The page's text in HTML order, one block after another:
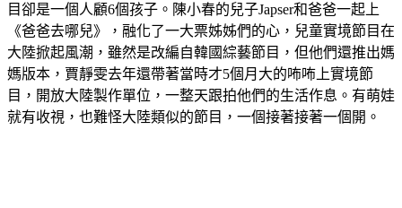
目卻是一個人顧6個孩子。陳小春的兒子Japser和爸爸一起上
《爸爸去哪兒》，融化了一大票姊姊們的心，兒童實境節目在
大陸掀起風潮，雖然是改編自韓國綜藝節目，但他們還推出媽
媽版本，賈靜雯去年還帶著當時才5個月大的咘咘上實境節
目，開放大陸製作單位，一整天跟拍他們的生活作息。有萌娃
就有收視，也難怪大陸類似的節目，一個接著接著一個開。